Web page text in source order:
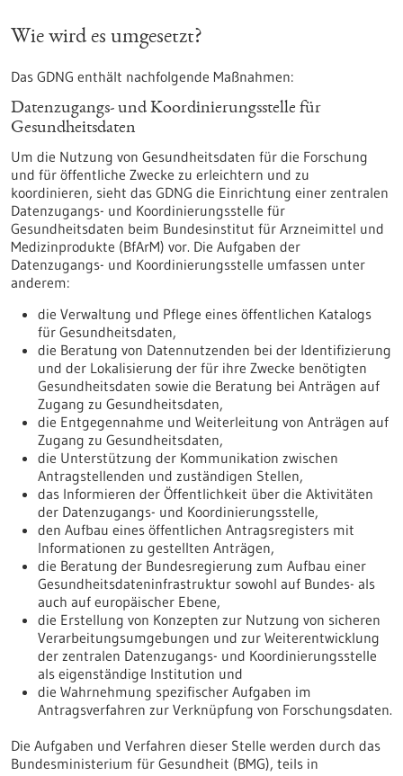
Wie wird es umgesetzt?
Das GDNG enthält nachfolgende Maßnahmen:
Datenzugangs- und Koordinierungsstelle für
Gesundheitsdaten
Um die Nutzung von Gesundheitsdaten für die Forschung
und für öffentliche Zwecke zu erleichtern und zu
koordinieren, sieht das GDNG die Einrichtung einer zentralen
Datenzugangs- und Koordinierungsstelle für
Gesundheitsdaten beim Bundesinstitut für Arzneimittel und
Medizinprodukte (BfArM) vor. Die Aufgaben der
Datenzugangs- und Koordinierungsstelle umfassen unter
anderem:
die Verwaltung und Pflege eines öffentlichen Katalogs
für Gesundheitsdaten,
die Beratung von Datennutzenden bei der Identifizierung
und der Lokalisierung der für ihre Zwecke benötigten
Gesundheitsdaten sowie die Beratung bei Anträgen auf
Zugang zu Gesundheitsdaten,
die Entgegennahme und Weiterleitung von Anträgen auf
Zugang zu Gesundheitsdaten,
die Unterstützung der Kommunikation zwischen
Antragstellenden und zuständigen Stellen,
das Informieren der Öffentlichkeit über die Aktivitäten
der Datenzugangs- und Koordinierungsstelle,
den Aufbau eines öffentlichen Antragsregisters mit
Informationen zu gestellten Anträgen,
die Beratung der Bundesregierung zum Aufbau einer
Gesundheitsdateninfrastruktur sowohl auf Bundes- als
auch auf europäischer Ebene,
die Erstellung von Konzepten zur Nutzung von sicheren
Verarbeitungsumgebungen und zur Weiterentwicklung
der zentralen Datenzugangs- und Koordinierungsstelle
als eigenständige Institution und
die Wahrnehmung spezifischer Aufgaben im
Antragsverfahren zur Verknüpfung von Forschungsdaten.
Die Aufgaben und Verfahren dieser Stelle werden durch das
Bundesministerium für Gesundheit (BMG), teils in